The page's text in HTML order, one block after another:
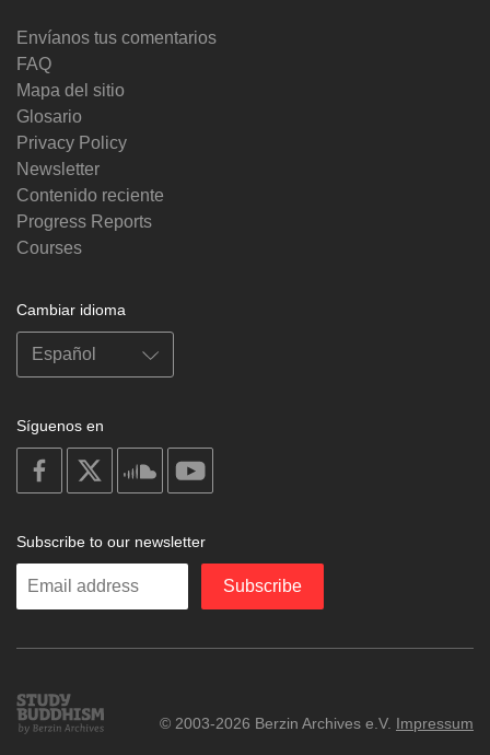
Envíanos tus comentarios
FAQ
Mapa del sitio
Glosario
Privacy Policy
Newsletter
Contenido reciente
Progress Reports
Courses
Cambiar idioma
Síguenos en
on
facebook
soundcloud
Subscribe to our newsletter
Enter
Subscribe
Study
Buddhism
© 2003-2026 Berzin Archives e.V. Impressum